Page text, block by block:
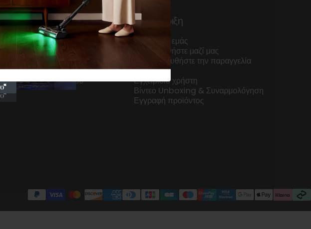
Ανακαλύψτε
Όλα τα Προϊόντα
Αξεσουάρ
Πρόγραμμα Συνεργατών
Φοιτητική έκπτωση
Αναρτήσεις ιστολογίου
Υποστήριξη
Σχετικά με εμάς
Επικοινωνήστε μαζί μας
Παρακολουθήστε την παραγγελία
σας
Εγχειρίδιο χρήστη
Βίντεο Unboxing & Συναρμολόγηση
Εγγραφή προϊόντος